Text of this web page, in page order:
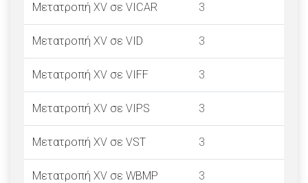
Μετατροπή XV σε VICAR 3
Μετατροπή XV σε VID 3
Μετατροπή XV σε VIFF 3
Μετατροπή XV σε VIPS 3
Μετατροπή XV σε VST 3
Μετατροπή XV σε WBMP 3